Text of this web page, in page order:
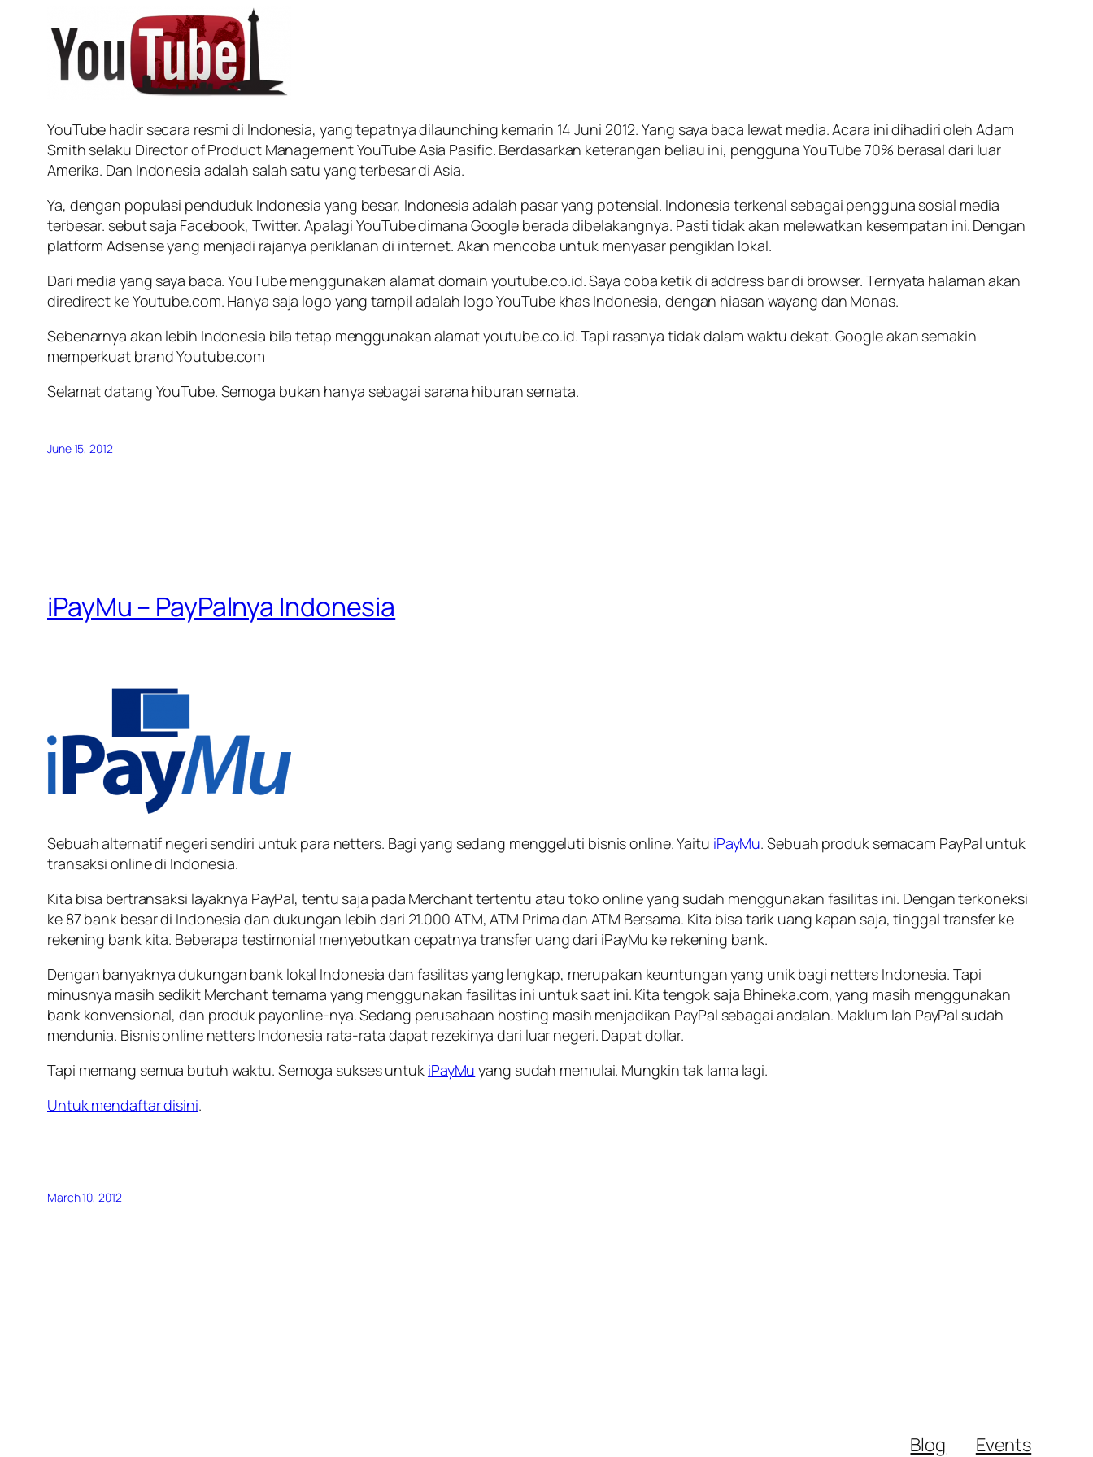
YouTube hadir secara resmi di Indonesia, yang tepatnya dilaunching kemarin 14 Juni 2012. Yang saya baca lewat media. Acara ini dihadiri oleh Adam
Smith selaku Director of Product Management YouTube Asia Pasific. Berdasarkan keterangan beliau ini, pengguna YouTube 70% berasal dari luar
Amerika. Dan Indonesia adalah salah satu yang terbesar di Asia.
Ya, dengan populasi penduduk Indonesia yang besar, Indonesia adalah pasar yang potensial. Indonesia terkenal sebagai pengguna sosial media
terbesar. sebut saja Facebook, Twitter. Apalagi YouTube dimana Google berada dibelakangnya. Pasti tidak akan melewatkan kesempatan ini. Dengan
platform Adsense yang menjadi rajanya periklanan di internet. Akan mencoba untuk menyasar pengiklan lokal.
Dari media yang saya baca. YouTube menggunakan alamat domain youtube.co.id. Saya coba ketik di address bar di browser. Ternyata halaman akan
diredirect ke Youtube.com. Hanya saja logo yang tampil adalah logo YouTube khas Indonesia, dengan hiasan wayang dan Monas.
Sebenarnya akan lebih Indonesia bila tetap menggunakan alamat youtube.co.id. Tapi rasanya tidak dalam waktu dekat. Google akan semakin
memperkuat brandYoutube.com
Selamat datang YouTube. Semoga bukan hanya sebagai sarana hiburan semata.
June 15, 2012
iPayMu – PayPalnya Indonesia
Sebuah alternatif negeri sendiri untuk para netters. Bagi yang sedang menggeluti bisnis online. Yaitu iPayMu. Sebuah produk semacam PayPal untuk
transaksi online di Indonesia.
Kita bisa bertransaksi layaknya PayPal, tentu saja pada Merchant tertentu atau toko online yang sudah menggunakan fasilitas ini. Dengan terkoneksi
ke 87 bank besar di Indonesia dan dukungan lebih dari 21.000 ATM, ATM Prima dan ATM Bersama. Kita bisa tarik uang kapan saja, tinggal transfer ke
rekening bank kita. Beberapa testimonial menyebutkan cepatnya transfer uang dari iPayMu ke rekening bank.
Dengan banyaknya dukungan bank lokal Indonesia dan fasilitas yang lengkap, merupakan keuntungan yang unik bagi netters Indonesia. Tapi
minusnya masih sedikit Merchant ternama yang menggunakan fasilitas ini untuk saat ini. Kita tengok saja Bhineka.com, yang masih menggunakan
bank konvensional, dan produk payonline-nya. Sedang perusahaan hosting masih menjadikan PayPal sebagai andalan. Maklum lah PayPal sudah
mendunia. Bisnis online netters Indonesia rata-rata dapat rezekinya dari luar negeri. Dapat dollar.
Tapi memang semua butuh waktu. Semoga sukses untuk iPayMu yang sudah memulai. Mungkin tak lama lagi.
Untuk mendaftar disini.
March 10, 2012
Blog Events